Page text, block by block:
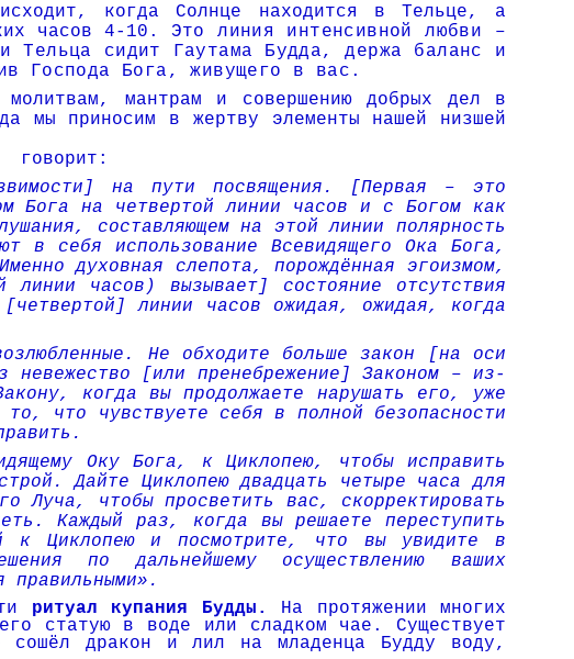
когда Солнце находится в Тельце, а
часов 4-10. Это линия интенсивной любви –
Тельца сидит Гаутама Будда, держа баланс и
Господа Бога, живущего в вас.
молитвам, мантрам и совершению добрых дел в
мы приносим в жертву эле­менты нашей низшей
говорит:
на пути посвящения. [Первая – это
Бога на четвертой линии часов и с Богом как
составляющем на этой линии полярность
в себя использование Всевидящего Ока Бога,
духовная слепота, порождённая эгоизмом,
часов) вызывает] состояние отсутствия
линии часов ожидая, ожидая, когда
Не обходите больше закон [на оси
невежество [или пренебрежение] Законом – из-
когда вы продолжаете нарушать его, уже
что чувствуете себя в полной безопасности
Оку Бога, к Циклопею, чтобы исправить
Дайте Циклопею двадцать четыре часа для
Луча, чтобы просветить вас, скорректировать
Каждый раз, когда вы решаете переступить
к Циклопею и посмотрите, что вы увидите в
по дальнейшему осуществлению ваших
правильными».
ритуал купа­ния Будды.
На протяжении многих
статую в воде или сладком чае. Существует
дракон и лил на младенца Будду воду,